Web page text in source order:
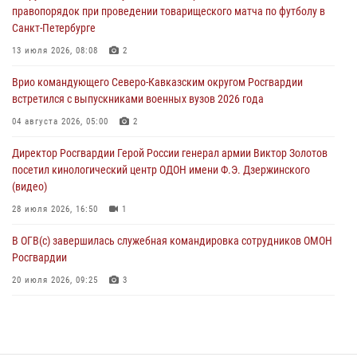
07 августа 2026, 21:01
«Росгвардия. Вехи истории»: первая антитеррористическая
07 августа 2026, 15:28 1
В Башкортостане при силовой поддержке спецназа Росгвардии
терроризма (видео)
правопорядок при проведении товарищеского матча по футболу в
Санкт-Петербурге
13 июля 2026, 08:08 2
Врио командующего Северо-Кавказским округом Росгвардии
встретился с выпускниками военных вузов 2026 года
04 августа 2026, 05:00 2
Директор Росгвардии Герой России генерал армии Виктор Золотов
посетил кинологический центр ОДОН имени Ф.Э. Дзержинского
(видео)
28 июля 2026, 16:50 1
В ОГВ(с) завершилась служебная командировка сотрудников ОМОН
Росгвардии
20 июля 2026, 09:25 3